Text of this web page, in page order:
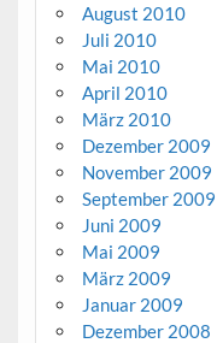
August 2010
Juli 2010
Mai 2010
April 2010
März 2010
Dezember 2009
November 2009
September 2009
Juni 2009
Mai 2009
März 2009
Januar 2009
Dezember 2008